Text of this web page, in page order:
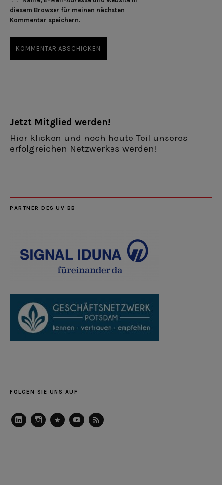
diesem Browser für meinen nächsten
Kommentar speichern.
Jetzt Mitglied werden!
Hier klicken und noch heute Teil unseres
erfolgreichen Netzwerkes werden!
PARTNER DES UV BB
FOLGEN SIE UNS AUF